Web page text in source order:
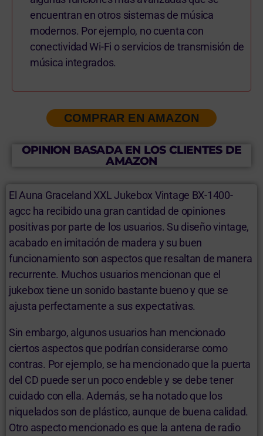
encuentran en otros sistemas de música
modernos. Por ejemplo, no cuenta con
conectividad Wi-Fi o servicios de transmisión de
música integrados.
COMPRAR EN AMAZON
OPINION BASADA EN LOS CLIENTES DE
AMAZON
El Auna Graceland XXL Jukebox Vintage ‎BX-1400-
agcc ha recibido una gran cantidad de opiniones
positivas por parte de los usuarios. Su diseño vintage,
acabado en imitación de madera y su buen
funcionamiento son aspectos que resaltan de manera
recurrente. Muchos usuarios mencionan que el
jukebox tiene un sonido bastante bueno y que se
ajusta perfectamente a sus expectativas.
Sin embargo, algunos usuarios han mencionado
ciertos aspectos que podrían considerarse como
contras. Por ejemplo, se ha mencionado que la puerta
del CD puede ser un poco endeble y se debe tener
cuidado con ella. Además, se ha notado que los
niquelados son de plástico, aunque de buena calidad.
Otro aspecto mencionado es que la antena de radio